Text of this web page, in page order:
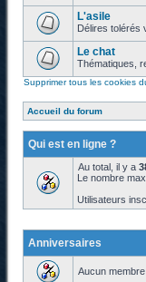
L'asile
Délires tolérés
Le chat
Thématiques,
Supprimer tous les cookies
Accueil du forum
Qui est en ligne ?
Au total, il y a
Le nombre
Utilisateurs
Anniversaires
Aucun